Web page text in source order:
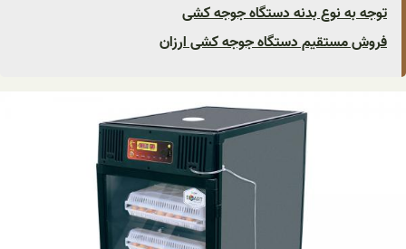
توجه به نوع بدنه دستگاه جوجه کشی
فروش مستقیم دستگاه جوجه کشی ارزان